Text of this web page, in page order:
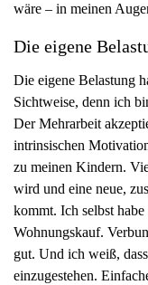
wäre – in meinen
Die eigene
Die eigene Belastung
Sichtweise, denn ich
Der Mehrarbeit
intrinsischen
zu meinen Kindern.
wird und eine neue,
kommt. Ich selbst
Wohnungskauf.
gut. Und ich weiß,
einzugestehen.